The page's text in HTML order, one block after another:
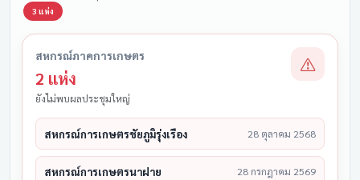
3 แห่ง
สหกรณ์ภาคการเกษตร
2 แห่ง
ยังไม่พบผลประชุมใหญ่
สหกรณ์การเกษตรชัยภูมิรุ่งเรือง 28 ตุลาคม 2568
สหกรณ์การเกษตรนาฝาย 28 กรกฎาคม 2569